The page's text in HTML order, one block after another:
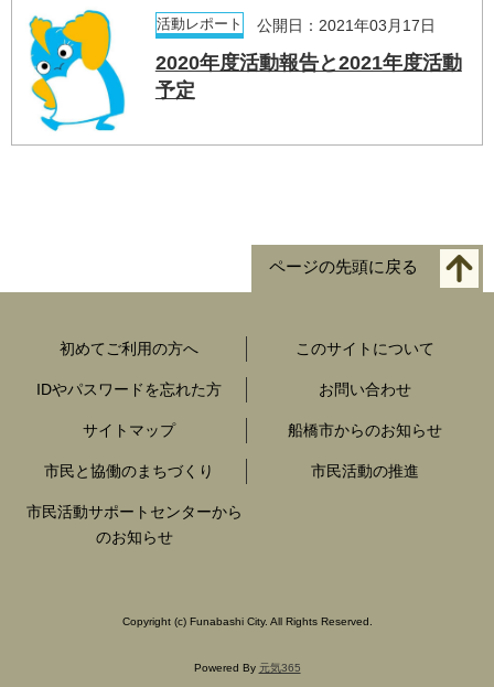
活動レポート 公開日：2021年03月17日
2020年度活動報告と2021年度活動
予定
ページの先頭に戻る
初めてご利用の方へ このサイトについて
IDやパスワードを忘れた方 お問い合わせ
サイトマップ 船橋市からのお知らせ
市民と協働のまちづくり 市民活動の推進
市民活動サポートセンターから
のお知らせ
Copyright (c) Funabashi City. All Rights Reserved.
Powered By 元気365